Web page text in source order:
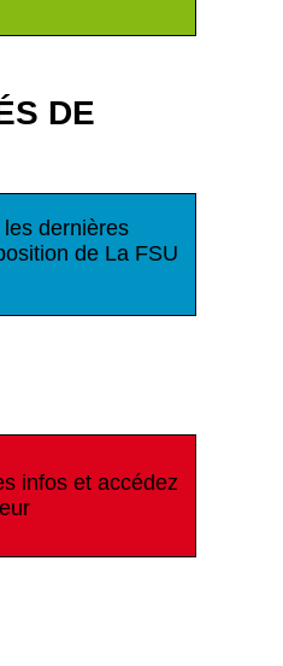
DE
dernières
de La FSU
infos et accédez